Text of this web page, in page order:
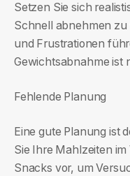
Setzen Sie sich
Schnell abnehmen
und Frustrationen
Gewichtsabnahme ist
Fehlende Planung
Eine gute Planung ist
Sie Ihre Mahlzeiten
Snacks vor, um